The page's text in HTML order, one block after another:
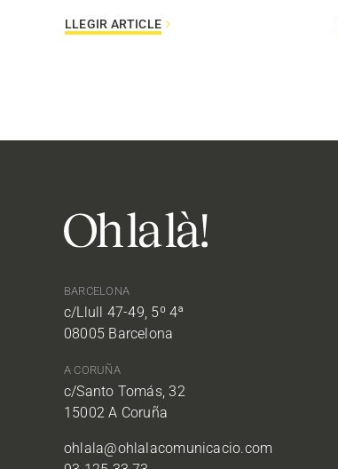
LLEGIR ARTICLE
BARCELONA
c/Llull 47-49, 5º 4ª
08005 Barcelona
A CORUÑA
c/Santo Tomás, 32
15002 A Coruña
ohlala@ohlalacomunicacio.com